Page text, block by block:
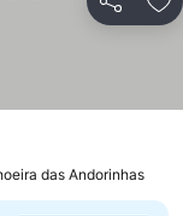
Partilhar
das Andorinhas